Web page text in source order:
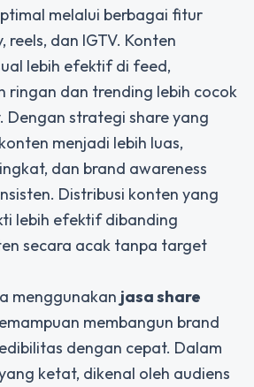
melalui berbagai fitur
dan IGTV. Konten
lebih efektif di feed,
ringan dan trending lebih cocok
Dengan strategi share yang
menjadi lebih luas,
dan brand awareness
Distribusi konten yang
lebih efektif dibanding
secara acak tanpa target
menggunakan jasa share
membangun brand
dengan cepat. Dalam
ketat, dikenal oleh audiens